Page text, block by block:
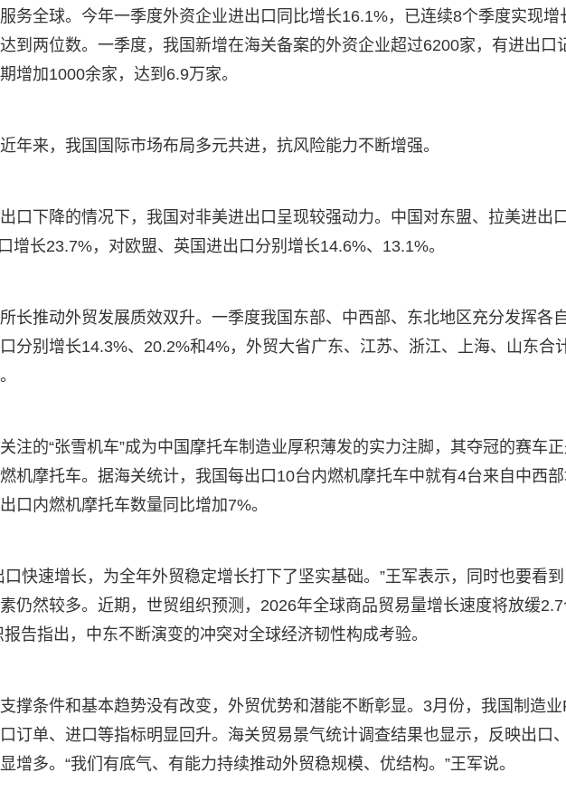
务全球。今年一季度外资企业进出口同比增长16.1%，已连续8个季度实现增
到两位数。一季度，我国新增在海关备案的外资企业超过6200家，有进出口
增加1000余家，达到6.9万家。
年来，我国国际市场布局多元共进，抗风险能力不断增强。
口下降的情况下，我国对非美进出口呈现较强动力。中国对东盟、拉美进出
增长23.7%，对欧盟、英国进出口分别增长14.6%、13.1%。
长推动外贸发展质效双升。一季度我国东部、中西部、东北地区充分发挥各
分别增长14.3%、20.2%和4%，外贸大省广东、江苏、浙江、上海、山东合
注的“张雪机车”成为中国摩托车制造业厚积薄发的实力注脚，其夺冠的赛车
机摩托车。据海关统计，我国每出口10台内燃机摩托车中就有4台来自中西
口内燃机摩托车数量同比增加7%。
快速增长，为全年外贸稳定增长打下了坚实基础。”王军表示，同时也要看到
仍然较多。近期，世贸组织预测，2026年全球商品贸易量增长速度将放缓
告指出，中东不断演变的冲突对全球经济韧性构成考验。
撑条件和基本趋势没有改变，外贸优势和潜能不断彰显。3月份，我国制造业
订单、进口等指标明显回升。海关贸易景气统计调查结果也显示，反映出口
增多。“我们有底气、有能力持续推动外贸稳规模、优结构。”王军说。